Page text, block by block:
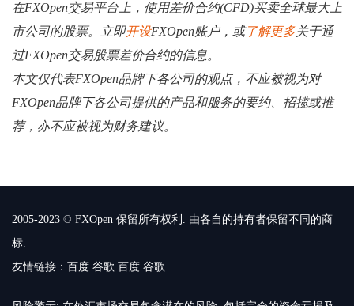
在FXOpen交易平台上，使用差价合约(CFD)买卖全球最大上
市公司的股票。立即开设FXOpen账户，或了解更多关于通
过FXOpen交易股票差价合约的信息。
本文仅代表FXOpen品牌下各公司的观点，不应被视为对
FXOpen品牌下各公司提供的产品和服务的要约、招揽或推
荐，亦不应被视为财务建议。
2005-2023 © FXOpen 保留所有权利. 由各自的持有者保留不同的商
标.
友情链接： 百度 谷歌 百度 谷歌